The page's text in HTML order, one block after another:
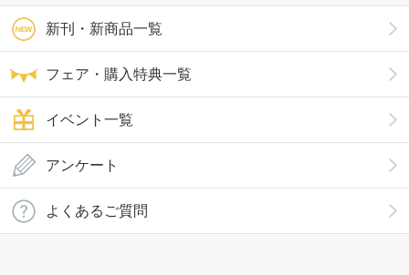
新刊・新商品一覧
フェア・購入特典一覧
イベント一覧
アンケート
よくあるご質問